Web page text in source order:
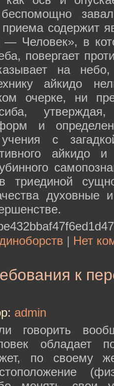
беспомощно
приема содержит
Человек», в
повергает
на
айкидо
очерке, ни
и
учения с
айкидо
духовные
| Нет
к
admin
говорить
обладает
по своему